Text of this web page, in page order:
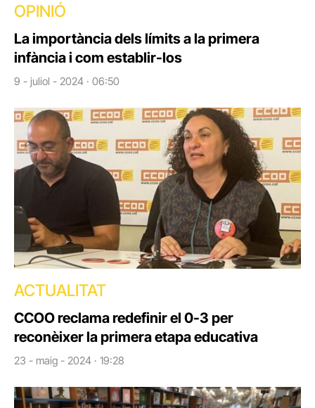
OPINIÓ
La importància dels límits a la primera
infància i com establir-los
9 - juliol - 2024 · 06:50
ACTUALITAT
CCOO reclama redefinir el 0-3 per
reconèixer la primera etapa educativa
23 - maig - 2024 · 19:28